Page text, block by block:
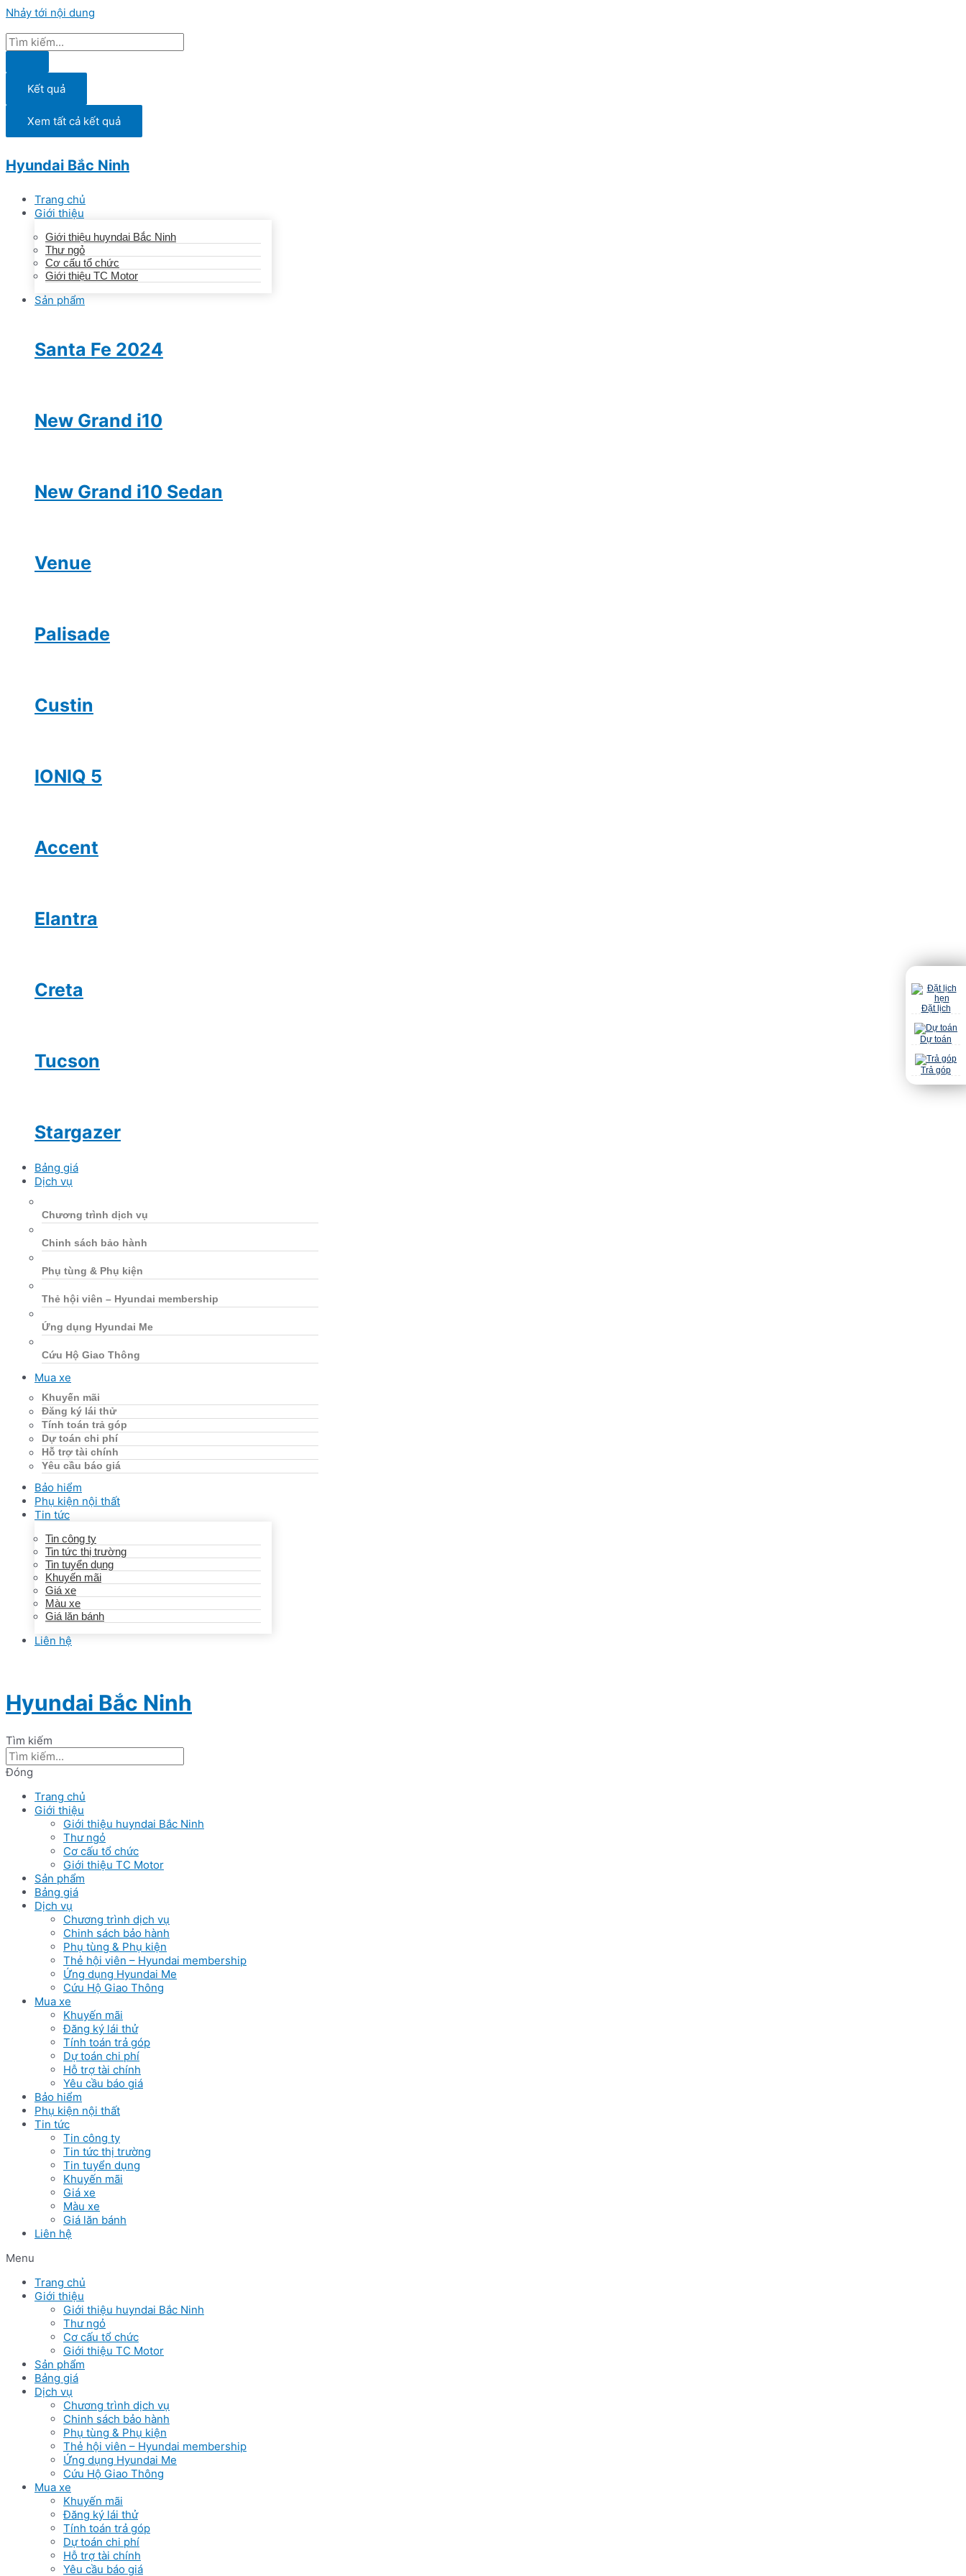
Nhảy tới nội dung
Kết quả
Xem tất cả kết quả
Hyundai Bắc Ninh
Trang chủ
Giới thiệu
Giới thiệu huyndai Bắc Ninh
Thư ngỏ
Cơ cấu tổ chức
Giới thiệu TC Motor
Sản phẩm
Santa Fe 2024
New Grand i10
New Grand i10 Sedan
Venue
Palisade
Custin
IONIQ 5
Accent
Elantra
Creta
Tucson
Stargazer
Bảng giá
Dịch vụ
Chương trình dịch vụ
Chinh sách bảo hành
Phụ tùng & Phụ kiện
Thẻ hội viên – Hyundai membership
Ứng dụng Hyundai Me
Cứu Hộ Giao Thông
Mua xe
Khuyến mãi
Đăng ký lái thử
Tính toán trả góp
Dự toán chi phí
Hỗ trợ tài chính
Yêu cầu báo giá
Bảo hiểm
Phụ kiện nội thất
Tin tức
Tin công ty
Tin tức thị trường
Tin tuyển dụng
Khuyến mãi
Giá xe
Màu xe
Giá lăn bánh
Liên hệ
Hyundai Bắc Ninh
Tìm kiếm
Đóng
Trang chủ
Giới thiệu
Giới thiệu huyndai Bắc Ninh
Thư ngỏ
Cơ cấu tổ chức
Giới thiệu TC Motor
Sản phẩm
Bảng giá
Dịch vụ
Chương trình dịch vụ
Chinh sách bảo hành
Phụ tùng & Phụ kiện
Thẻ hội viên – Hyundai membership
Ứng dụng Hyundai Me
Cứu Hộ Giao Thông
Mua xe
Khuyến mãi
Đăng ký lái thử
Tính toán trả góp
Dự toán chi phí
Hỗ trợ tài chính
Yêu cầu báo giá
Bảo hiểm
Phụ kiện nội thất
Tin tức
Tin công ty
Tin tức thị trường
Tin tuyển dụng
Khuyến mãi
Giá xe
Màu xe
Giá lăn bánh
Liên hệ
Menu
Trang chủ
Giới thiệu
Giới thiệu huyndai Bắc Ninh
Thư ngỏ
Cơ cấu tổ chức
Giới thiệu TC Motor
Sản phẩm
Bảng giá
Dịch vụ
Chương trình dịch vụ
Chinh sách bảo hành
Phụ tùng & Phụ kiện
Thẻ hội viên – Hyundai membership
Ứng dụng Hyundai Me
Cứu Hộ Giao Thông
Mua xe
Khuyến mãi
Đăng ký lái thử
Tính toán trả góp
Dự toán chi phí
Hỗ trợ tài chính
Yêu cầu báo giá
Đặt lịch
Dự toán
Trả góp